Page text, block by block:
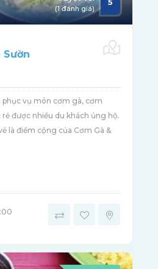
(1 đánh giá)
5
Sườn
phục vụ món cơm gà, cơm
được nhiều du khách ủng hộ.
là điểm cộng của Cơm Gà &